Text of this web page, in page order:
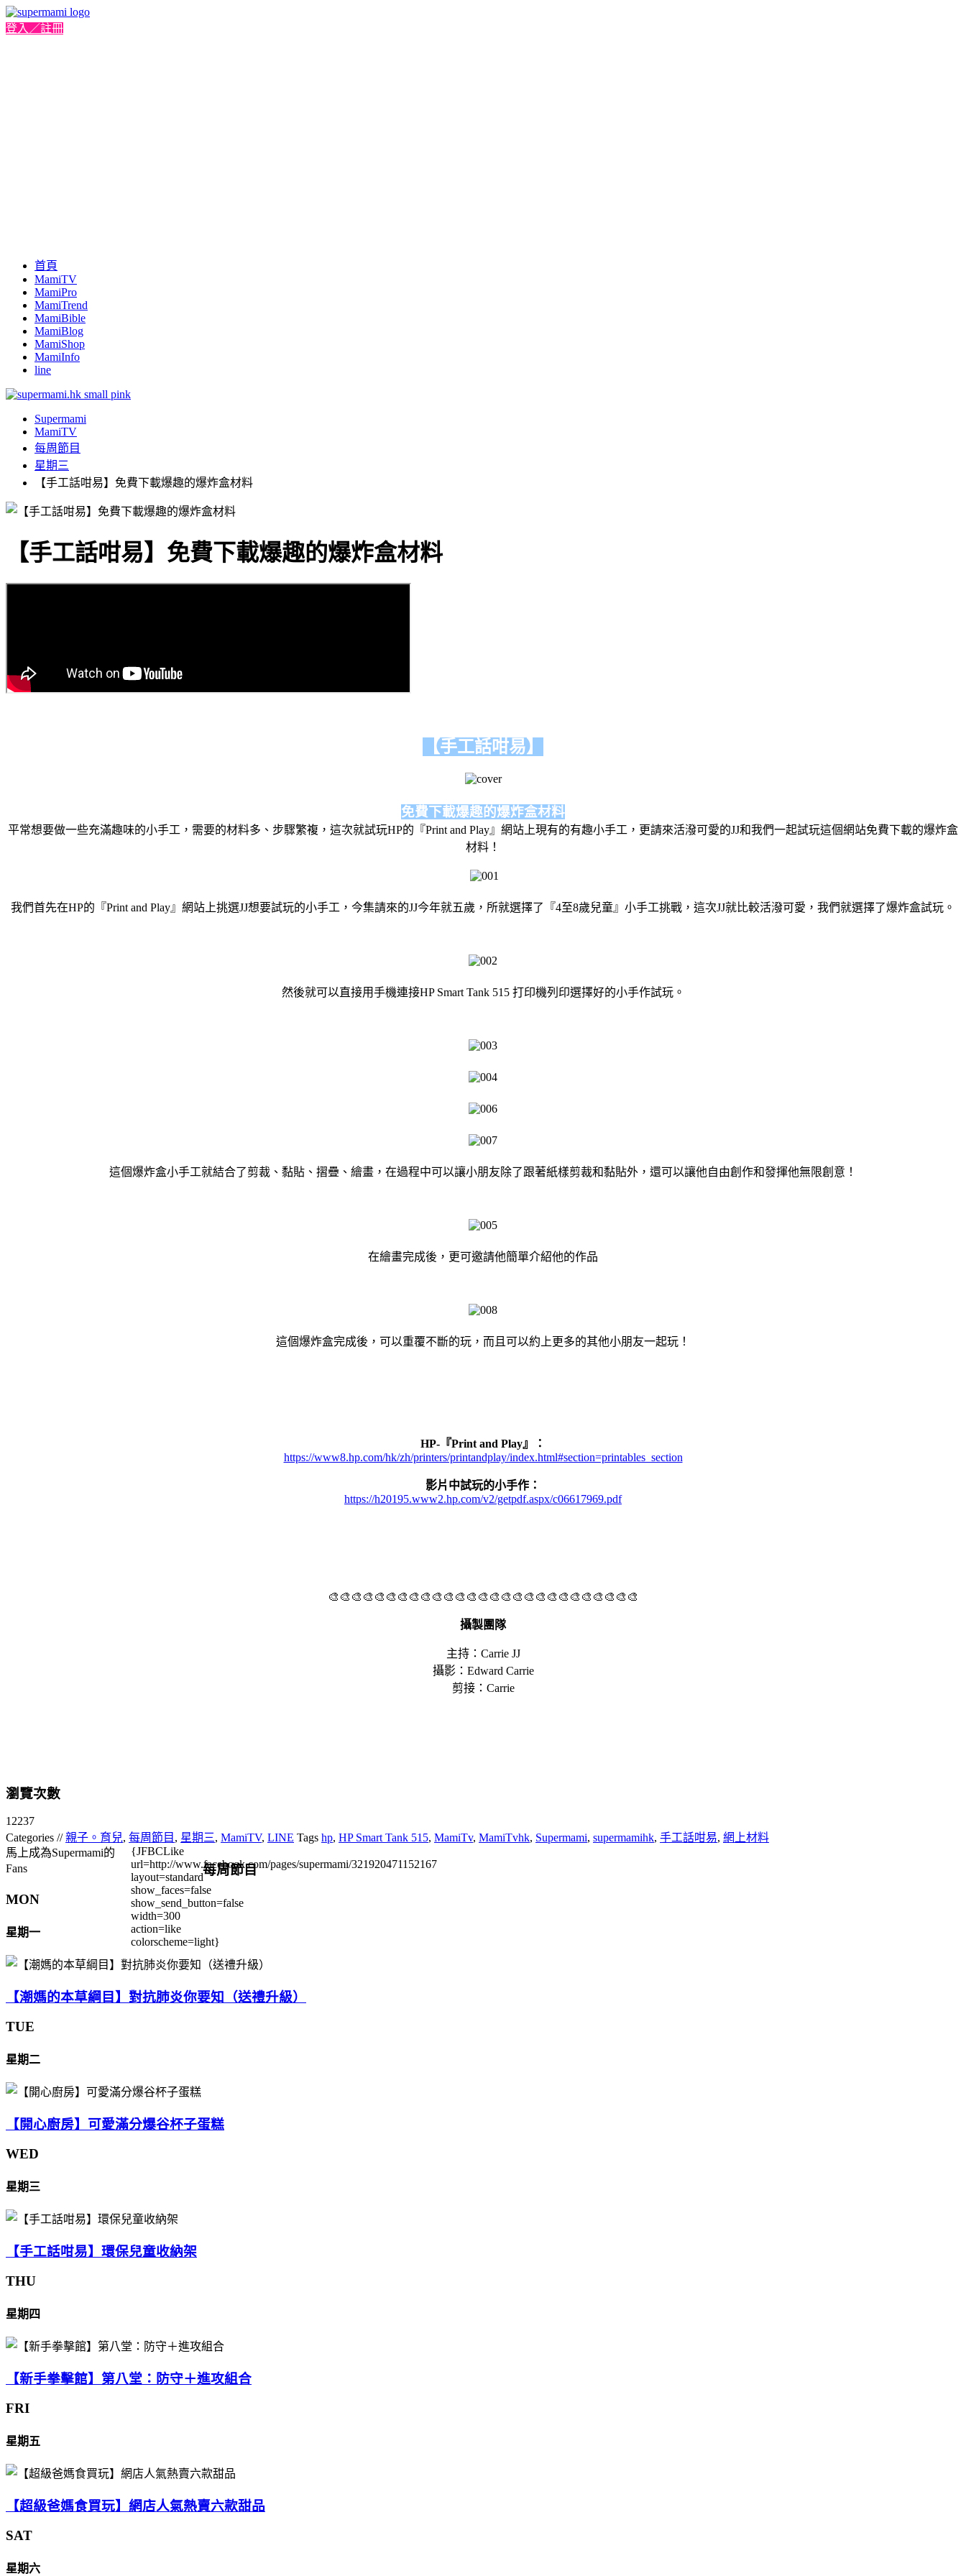
登入／註冊
首頁
MamiTV
MamiPro
MamiTrend
MamiBible
MamiBlog
MamiShop
MamiInfo
line
Supermami
MamiTV
每周節目
星期三
【手工話咁易】免費下載爆趣的爆炸盒材料
【手工話咁易】免費下載爆趣的爆炸盒材料
【手工話咁易】
免費下載爆趣的爆炸盒材料
平常想要做一些充滿趣味的小手工，需要的材料多、步驟繁複，這次就試玩HP的『Print and Play』網站上現有的有趣小手工，更請來活潑可愛的JJ和我們一起試玩這個網站免費下載的爆炸盒
材料！
我們首先在HP的『Print and Play』網站上挑選JJ想要試玩的小手工，今集請來的JJ今年就五歲，所就選擇了『4至8歲兒童』小手工挑戰，這次JJ就比較活潑可愛，我們就選擇了爆炸盒試玩。
然後就可以直接用手機連接HP Smart Tank 515 打印機列印選擇好的小手作試玩。
這個爆炸盒小手工就結合了剪裁、黏貼、摺疊、繪畫，在過程中可以讓小朋友除了跟著紙樣剪裁和黏貼外，還可以讓他自由創作和發揮他無限創意！
在繪畫完成後，更可邀請他簡單介紹他的作品
這個爆炸盒完成後，可以重覆不斷的玩，而且可以約上更多的其他小朋友一起玩！
HP-『Print and Play』：
https://www8.hp.com/hk/zh/printers/printandplay/index.html#section=printables_section
影片中試玩的小手作：
https://h20195.www2.hp.com/v2/getpdf.aspx/c06617969.pdf
🎨🎨🎨🎨🎨🎨🎨🎨🎨🎨🎨🎨🎨🎨🎨🎨🎨🎨🎨🎨🎨🎨🎨🎨🎨🎨🎨
攝製團隊
主持：Carrie JJ
攝影：Edward Carrie
剪接：Carrie
瀏覽次數
12237
Categories //親子。育兒, 每周節目 , 星期三, MamiTV, LINE Tags hp, HP Smart Tank 515, MamiTv, MamiTvhk, Supermami, supermamihk, 手工話咁易, 網上材料
馬上成為Supermami的
Fans
{JFBCLike
url=http://www.facebook.com/pages/supermami/321920471152167
layout=standard
show_faces=false
show_send_button=false
width=300
action=like
colorscheme=light}
每周節目
MON
星期一
【潮媽的本草綱目】對抗肺炎你要知（送禮升級）
TUE
星期二
【開心廚房】可愛滿分爆谷杯子蛋糕
WED
星期三
【手工話咁易】環保兒童收納架
THU
星期四
【新手拳擊館】第八堂：防守＋進攻組合
FRI
星期五
【超級爸媽食買玩】網店人氣熱賣六款甜品
SAT
星期六